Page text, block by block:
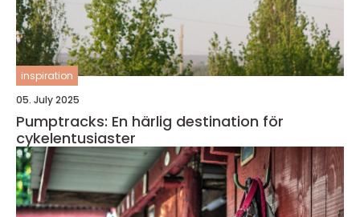
inspiration
05. July 2025
Pumptracks: En härlig destination för
cykelentusiaster